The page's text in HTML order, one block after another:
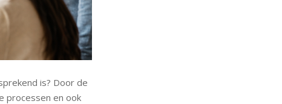
is? Door de
processen en ook